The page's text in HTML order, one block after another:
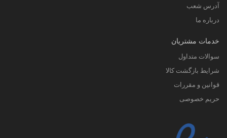
آدرس شعب
درباره ما
خدمات مشتریان
سوالات متداول
شرایط بازگشت کالا
قوانین و مقررات
حریم خصوصی